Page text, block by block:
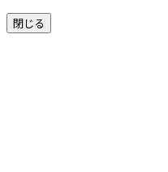
閉じる